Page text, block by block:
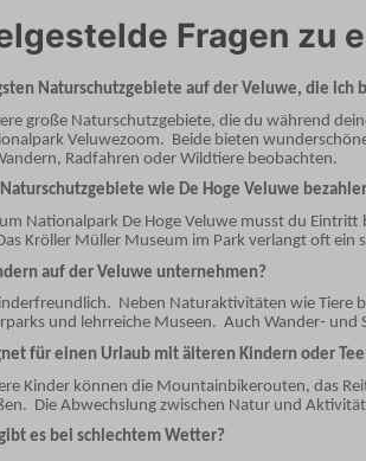
Fragen zu
Naturschutzgebiete auf der Veluwe, die ich
große Naturschutzgebiete, die du während
Veluwezoom. Beide bieten
Radfahren oder Wildtiere beobachten.
wie De Hoge Veluwe
Nationalpark De Hoge Veluwe musst du Eintritt
Kröller Müller Museum im Park verlangt oft
auf der Veluwe unternehmen?
Neben Naturaktivitäten wie Tiere
und lehrreiche Museen. Auch Wander- und
für einen Urlaub mit älteren Kindern oder
Kinder können die Mountainbikerouten, das
Die Abwechslung zwischen Natur und
es bei schlechtem Wetter?